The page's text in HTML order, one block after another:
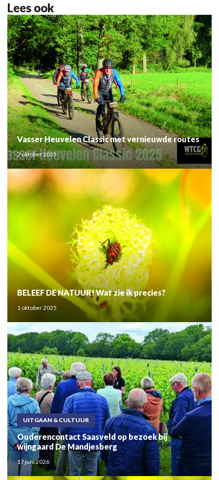
Lees ook
Vasser Heuvelen Classic met vernieuwde routes
2 oktober 2025
BELEEF DE NATUUR! Wat zie ik precies?
1 oktober 2025
UITGAAN & CULTUUR
Ouderencontact Saasveld op bezoek bij
wijngaard De Mandjesberg
17 juni 2026